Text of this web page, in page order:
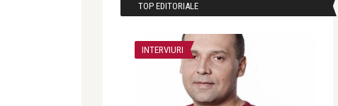
TOP EDITORIALE
INTERVIURI